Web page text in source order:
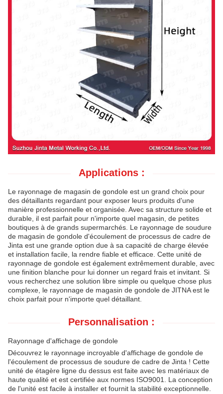
Applications :
Le rayonnage de magasin de gondole est un grand choix pour
des détaillants regardant pour exposer leurs produits d'une
manière professionnelle et organisée. Avec sa structure solide et
durable, il est parfait pour n'importe quel magasin, de petites
boutiques à de grands supermarchés. Le rayonnage de soudure
de magasin de gondole d'écoulement de processus de cadre de
Jinta est une grande option due à sa capacité de charge élevée
et installation facile, la rendre fiable et efficace. Cette unité de
rayonnage de gondole est également extrêmement durable, avec
une finition blanche pour lui donner un regard frais et invitant. Si
vous recherchez une solution libre simple ou quelque chose plus
complexe, le rayonnage de magasin de gondole de JITNA est le
choix parfait pour n'importe quel détaillant.
Personnalisation :
Rayonnage d'affichage de gondole
Découvrez le rayonnage incroyable d'affichage de gondole de
l'écoulement de processus de soudure de cadre de Jinta ! Cette
unité de étagère ligne du dessus est faite avec les matériaux de
haute qualité et est certifiée aux normes ISO9001. La conception
de l'unité est facile à installer et fournit la stabilité exceptionnelle.